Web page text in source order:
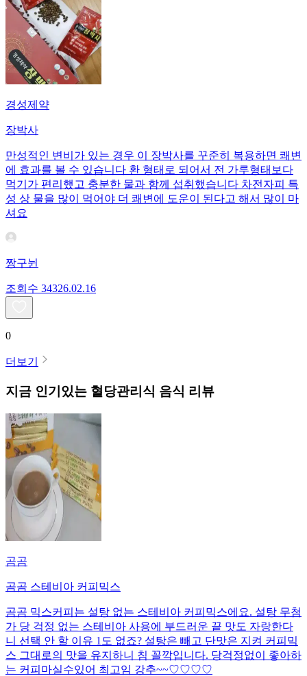
경성제약
장박사
만성적인 변비가 있는 경우 이 장박사를 꾸준히 복용하면 쾌변
에 효과를 볼 수 있습니다 환 형태로 되어서 전 가루형태보다
먹기가 편리했고 충분한 물과 함께 섭취했습니다 차전자피 특
성 상 물을 많이 먹어야 더 쾌변에 도운이 된다고 해서 많이 마
셔요
짱구뉜
조회수 34326.02.16
0
더보기
지금 인기있는 혈당관리식 음식 리뷰
곰곰
곰곰 스테비아 커피믹스
곰곰 믹스커피는 설탕 없는 스테비아 커피믹스에요. 설탕 무첨
가 당 걱정 없는 스테비아 사용에 부드러운 끝 맛도 자랑한다
니 선택 안 할 이유 1도 없죠? 설탕은 빼고 단맛은 지켜 커피믹
스 그대로의 맛을 유지하니 침 꼴깍입니다. 당걱정없이 좋아하
는 커피마실수있어 최고임 강추~~♡♡♡♡